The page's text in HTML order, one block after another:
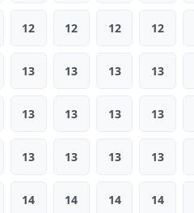
12 12 12 12
13 13 13 13
13 13 13 13
13 13 13 13
14 14 14 14